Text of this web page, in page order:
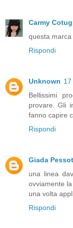
Carmy
questa
Rispondi
Unknown
Bellissimi
provare. Gli
fanno capire
Rispondi
Giada
una linea
ovviamente
una volta
Rispondi